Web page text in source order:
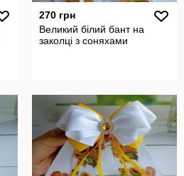
270 грн
Великий білий бант на
заколці з соняхами